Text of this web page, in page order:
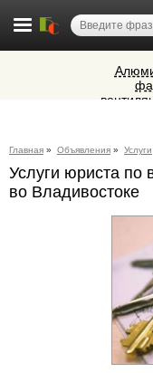
Главная » Объявления » Услуги
Услуги юриста по
во Владивостоке